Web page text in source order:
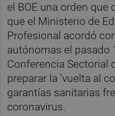
el BOE una orden
que el Ministerio de
Profesional acordó
autónomas el pasado
Conferencia Sectorial
preparar la 'vuelta al
garantías sanitarias
coronavirus.